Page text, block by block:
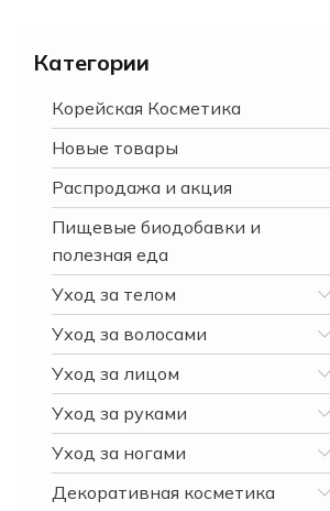
Категории
Корейская Косметика
Новые товары
Распродажа и акция
Пищевые биодобавки и
полезная еда
Уход за телом
Уход за волосами
Уход за лицом
Уход за руками
Уход за ногами
Декоративная косметика